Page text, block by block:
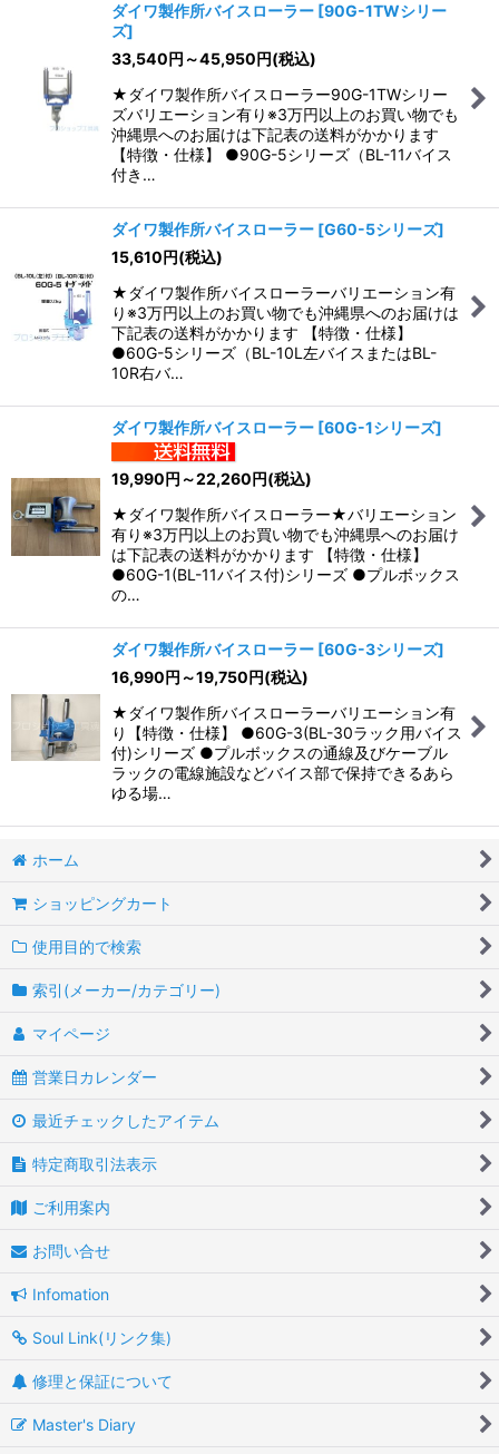
ダイワ製作所バイスローラー [90G-1TWシリー
ズ]
33,540円 ～45,950円(税込)
★ダイワ製作所バイスローラー90G-1TWシリー
ズバリエーション有り※3万円以上のお買い物でも
沖縄県へのお届けは下記表の送料がかかります
【特徴・仕様】 ●90G-5シリーズ（BL-11バイス
付き…
ダイワ製作所バイスローラー [G60-5シリーズ]
15,610円(税込)
★ダイワ製作所バイスローラーバリエーション有
り※3万円以上のお買い物でも沖縄県へのお届けは
下記表の送料がかかります 【特徴・仕様】
●60G-5シリーズ（BL-10L左バイスまたはBL-
10R右バ…
ダイワ製作所バイスローラー [60G-1シリーズ]
19,990円 ～22,260円(税込)
★ダイワ製作所バイスローラー★バリエーション
有り※3万円以上のお買い物でも沖縄県へのお届け
は下記表の送料がかかります 【特徴・仕様】
●60G-1(BL-11バイス付)シリーズ ●プルボックス
の…
ダイワ製作所バイスローラー [60G-3シリーズ]
16,990円 ～19,750円(税込)
★ダイワ製作所バイスローラーバリエーション有
り【特徴・仕様】 ●60G-3(BL-30ラック用バイス
付)シリーズ ●プルボックスの通線及びケーブル
ラックの電線施設などバイス部で保持できるあら
ゆる場…
ホーム
ショッピングカート
使用目的で検索
索引(メーカー/カテゴリー)
マイページ
営業日カレンダー
最近チェックしたアイテム
特定商取引法表示
ご利用案内
お問い合せ
Infomation
Soul Link(リンク集)
修理と保証について
Master's Diary